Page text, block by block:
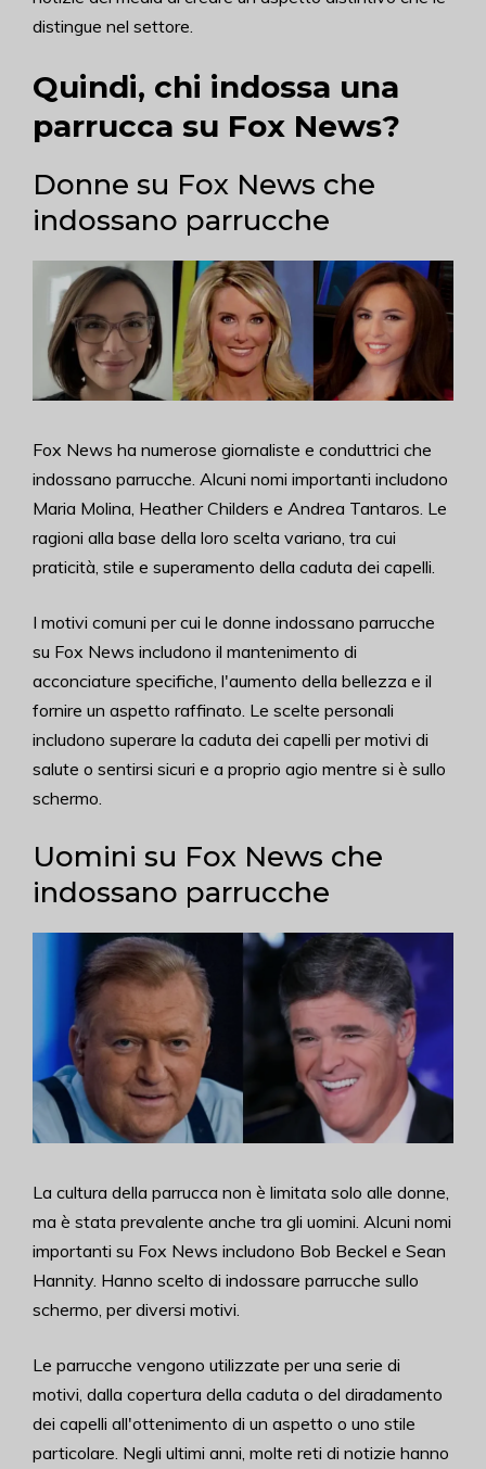
distingue nel settore.
Quindi, chi indossa una
parrucca su Fox News?
Donne su Fox News che
indossano parrucche
Fox News ha numerose giornaliste e conduttrici che
indossano parrucche. Alcuni nomi importanti includono
Maria Molina, Heather Childers e Andrea Tantaros. Le
ragioni alla base della loro scelta variano, tra cui
praticità, stile e superamento della caduta dei capelli.
I motivi comuni per cui le donne indossano parrucche
su Fox News includono il mantenimento di
acconciature specifiche, l'aumento della bellezza e il
fornire un aspetto raffinato. Le scelte personali
includono superare la caduta dei capelli per motivi di
salute o sentirsi sicuri e a proprio agio mentre si è sullo
schermo.
Uomini su Fox News che
indossano parrucche
La cultura della parrucca non è limitata solo alle donne,
ma è stata prevalente anche tra gli uomini. Alcuni nomi
importanti su Fox News includono Bob Beckel e Sean
Hannity. Hanno scelto di indossare parrucche sullo
schermo, per diversi motivi.
Le parrucche vengono utilizzate per una serie di
motivi, dalla copertura della caduta o del diradamento
dei capelli all'ottenimento di un aspetto o uno stile
particolare. Negli ultimi anni, molte reti di notizie hanno